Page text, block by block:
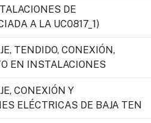
DE
A LA UC0817_1)
TENDIDO, CONEXIÓN,
EN INSTALACIONES
CONEXIÓN Y
ELÉCTRICAS DE BAJA TEN